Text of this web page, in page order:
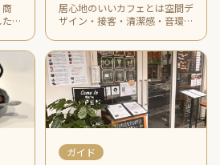
商
環
東
に
居心地のいいカフェとは空間デ
ザイン・接客・清潔感・音環
サンドウのGreen Beans Coffee
で3年以上通い続けて気づいた
カフェ店内の居心地を決める5
つの要素をお伝えします。
ガイド